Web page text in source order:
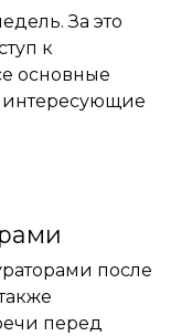
За это
к
основные
интересующие
после
перед